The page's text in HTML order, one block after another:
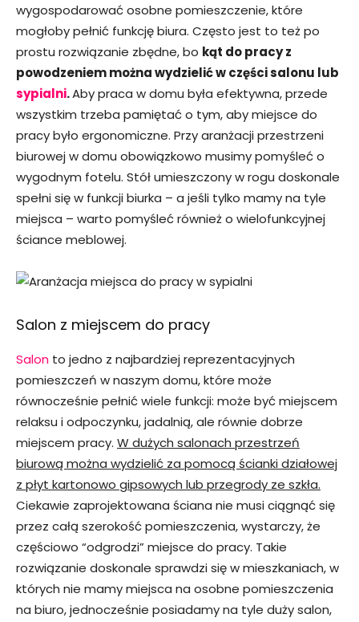
wygospodarować osobne pomieszczenie, które
mogłoby pełnić funkcję biura. Często jest to też po
prostu rozwiązanie zbędne, bo kąt do pracy z
powodzeniem można wydzielić w części salonu lub
sypialni.Aby praca w domu była efektywna, przede
wszystkim trzeba pamiętać o tym, aby miejsce do
pracy było ergonomiczne. Przy aranżacji przestrzeni
biurowej w domu obowiązkowo musimy pomyśleć o
wygodnym fotelu. Stół umieszczony w rogu doskonale
spełni się w funkcji biurka – a jeśli tylko mamy na tyle
miejsca – warto pomyśleć również o wielofunkcyjnej
ściance meblowej.
Salon z miejscem do pracy
Salon to jedno z najbardziej reprezentacyjnych
pomieszczeń w naszym domu, które może
równocześnie pełnić wiele funkcji: może być miejscem
relaksu i odpoczynku, jadalnią, ale równie dobrze
miejscem pracy. W dużych salonach przestrzeń
biurową można wydzielić za pomocą ścianki działowej
z płyt kartonowo gipsowych lub przegrody ze szkła.
Ciekawie zaprojektowana ściana nie musi ciągnąć się
przez całą szerokość pomieszczenia, wystarczy, że
częściowo “odgrodzi” miejsce do pracy. Takie
rozwiązanie doskonale sprawdzi się w mieszkaniach, w
których nie mamy miejsca na osobne pomieszczenia
na biuro, jednocześnie posiadamy na tyle duży salon,